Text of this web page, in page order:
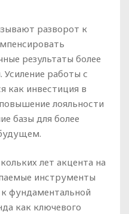
разворот к
результаты более
Усиление работы с
как инвестиция в
лояльности
базы для более
лет акцента на
инструменты
фундаментальной
как ключевого